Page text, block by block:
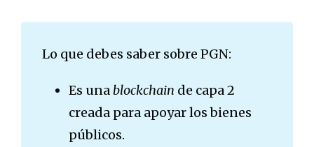
Lo que debes saber sobre PGN:
Es unablockchain de capa 2
creada para apoyar los bienes
públicos.